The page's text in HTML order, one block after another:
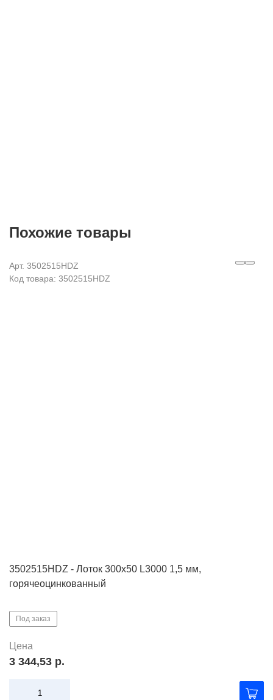
Похожие товары
Арт. 3502515HDZ
Код товара: 3502515HDZ
3502515HDZ - Лоток 300х50 L3000 1,5 мм,
горячеоцинкованный
Под заказ
Цена
3 344,53 р.